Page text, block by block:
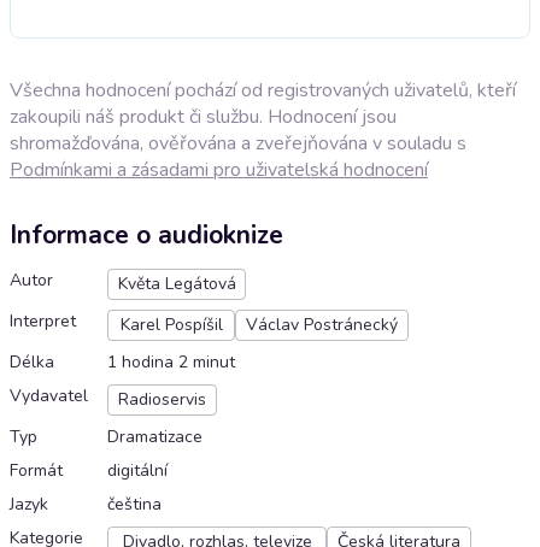
Všechna hodnocení pochází od registrovaných uživatelů, kteří
zakoupili náš produkt či službu. Hodnocení jsou
shromažďována, ověřována a zveřejňována v souladu s
Podmínkami a zásadami pro uživatelská hodnocení
Informace o audioknize
Autor
Květa Legátová
Interpret
Karel Pospíšil
Václav Postránecký
Délka
1 hodina 2 minut
Vydavatel
Radioservis
Typ
Dramatizace
Formát
digitální
Jazyk
čeština
Kategorie
Divadlo, rozhlas, televize Česká literatura